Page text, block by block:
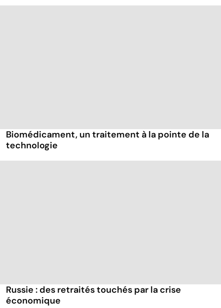
Biomédicament, un traitement à la pointe de la
technologie
Russie : des retraités touchés par la crise
économique